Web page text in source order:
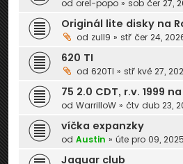
od orel-popo » sob čer 27,
Originál lite disky na
od zull9 » stř čer 24,
620 TI
od 620TI » stř kvě 27,
75 2.0 CDT, r.v. 1999 na
od WarrilloW » čtv dub 23,
víčka expanzky
od Austin » úte pro 09, 2025
Jaguar club